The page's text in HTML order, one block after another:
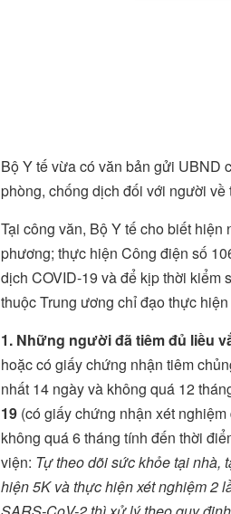
Bộ Y tế vừa có văn bản gửi UBND
phòng, chống dịch đối với người
Tại công văn, Bộ Y tế cho biết
phương; thực hiện Công điện số
dịch COVID-19 và để kịp thời kiểm
thuộc Trung ương chỉ đạo thực
1. Những người đã tiêm đủ liều
hoặc có giấy chứng nhận tiêm
nhất 14 ngày và không quá 12
19 (có giấy chứng nhận xét
không quá 6 tháng tính đến thời
viện: Tự theo dõi sức khỏe tại nhà,
hiện 5K và thực hiện xét nghiệm 2